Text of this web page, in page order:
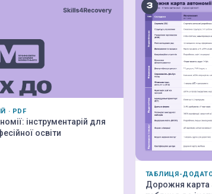
· PDF
інструментарій для
освіти
3
ТАБЛИЦЯ-
Дорожня карта